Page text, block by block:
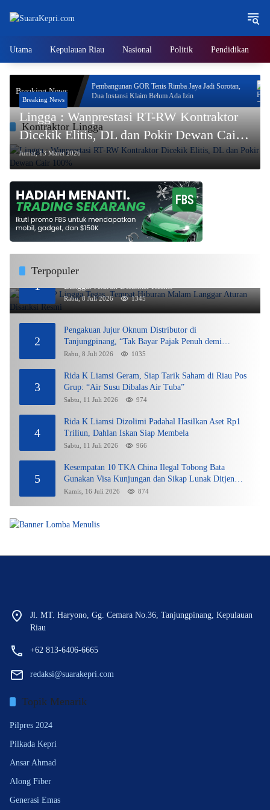
Utama Kepulauan Riau Nasional Politik Pendidikan
Breaking News
Program
Pembangunan GOR Tenis Rimba Jaya Jadi Sorotan,
Dua Instansi Klaim Belum Ada Izin
Kontraktor Lingga
Breaking News
Lingga : Wanprestasi RT-RW Kontraktor
Dicekik Elitis, DL dan Pokir Dewan Cair
100%
Jumat, 13 Maret 2026
Terpopuler
1
DPMPTSP Lingga Tegas, Tempat Hiburan Malam
Langgar Aturan Disanksi Resmi
Rabu, 8 Juli 2026 1345
2
Pengakuan Jujur Oknum Distributor di
Tanjungpinang, “Tak Bayar Pajak Penuh demi
Untung”
Rabu, 8 Juli 2026 1035
3
Rida K Liamsi Geram, Siap Tarik Saham di Riau Pos
Grup: “Air Susu Dibalas Air Tuba”
Sabtu, 11 Juli 2026 974
4
Rida K Liamsi Dizolimi Padahal Hasilkan Aset Rp1
Triliun, Dahlan Iskan Siap Membela
Sabtu, 11 Juli 2026 966
5
Kesempatan 10 TKA China Ilegal Tobong Bata
Gunakan Visa Kunjungan dan Sikap Lunak Ditjen
Imigrasi Kepri?
Kamis, 16 Juli 2026 874
Jl. MT. Haryono, Gg. Cemara No.36, Tanjungpinang, Kepulauan
Riau
+62 813-6406-6665
redaksi@suarakepri.com
Topik Menarik
Pilpres 2024
Pilkada Kepri
Ansar Ahmad
Along Fiber
Generasi Emas